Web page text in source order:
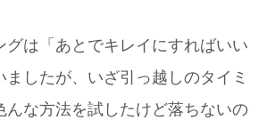
グは「あとでキレイにすればいい
したが、いざ引っ越しのタイミ
んな方法を試したけど落ちないの